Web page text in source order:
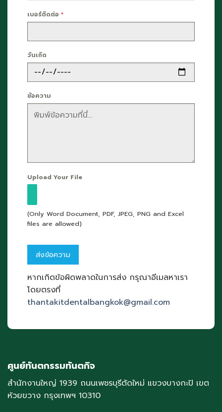
เบอร์ติดต่อ *
วันเกิด
ข้อความ
Upload Your File
(Only Word Document, PDF, JPEG, PNG and Excel
files are allowed)
หากเกิดข้อผิดพลาดในการส่ง กรุณาอีเมลหาเรา
โดยตรงที่
thantakitdentalbangkok@gmail.com
ศูนย์ทันตกรรมทันตกิจ
สำนักงานใหญ่ 1939 ถนนเพชรบุรีตัดใหม่ แขวงบางกะปิ เขต
ห้วยขวาง กรุงเทพฯ 10310